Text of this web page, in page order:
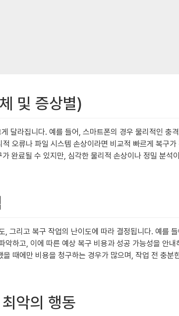
및 증상별)
달라집니다. 예를 들어, 스마트폰의 경우 물리적인
오류나 파일 시스템 손상이라면 비교적 빠르게 복구
완료될 수 있지만, 심각한 물리적 손상이나 정밀 분
그리고 복구 작업의 난이도에 따라 결정됩니다. 예를
악하고, 이에 따른 예상 복구 비용과 성공 가능성을 안
때에만 비용을 청구하는 경우가 많으며, 작업 전 충
악의 행동